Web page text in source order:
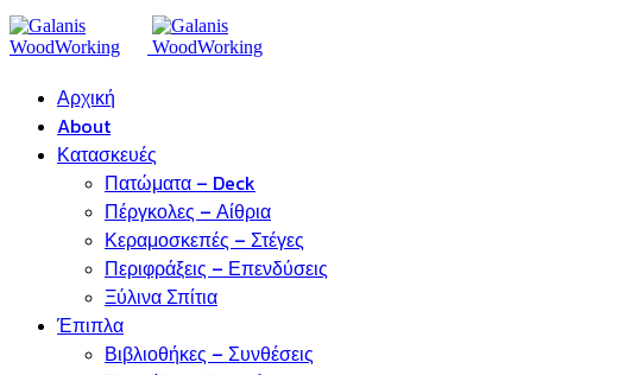
Αρχική
About
Κατασκευές
Πατώματα – Deck
Πέργκολες – Αίθρια
Κεραμοσκεπές – Στέγες
Περιφράξεις – Επενδύσεις
Ξύλινα Σπίτια
Έπιπλα
Βιβλιοθήκες – Συνθέσεις